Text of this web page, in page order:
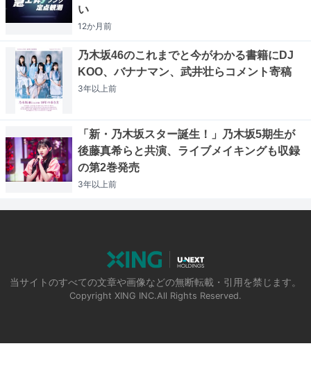
い
12か月前
乃木坂46のこれまでと今がわかる書籍にDJ
KOO、バナナマン、武井壮らコメント寄稿
3年以上前
「新・乃木坂スター誕生！」乃木坂5期生が
後藤真希らと共演、ライブメイキングも収録
の第2巻発売
3年以上前
当サイトのすべての文章や画像などの無断転載・引用を禁じます。
Copyright XING INC.All Rights Reserved.